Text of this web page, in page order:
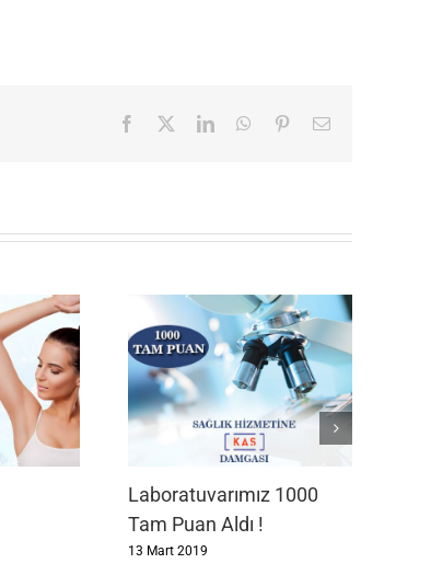
Facebook LinkedInWhatsApp
Pinterest
E-
Laboratuvarımız 1000
Tam Puan Aldı !
13 Mart 2019